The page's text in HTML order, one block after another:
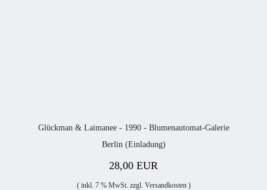
Glückman & Laimanee - 1990 - Blumenautomat-Galerie
Berlin (Einladung)
28,00 EUR
( inkl. 7 % MwSt. zzgl. Versandkosten)